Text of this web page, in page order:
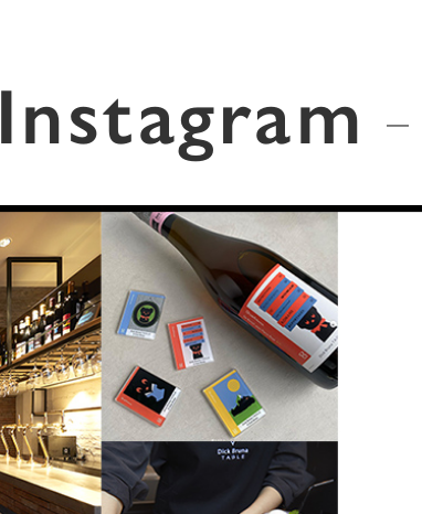
Instagram